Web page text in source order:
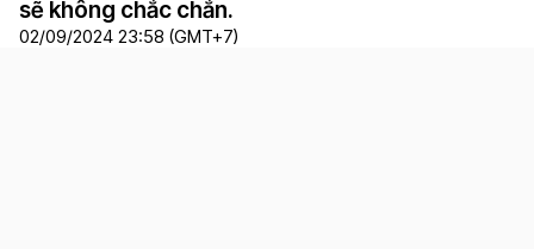
sẽ không chắc chắn.
02/09/2024 23:58 (GMT+7)